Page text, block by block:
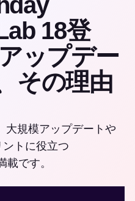
18登
ップデー
その理由
大規模アップデートや
トに役立つ
です。